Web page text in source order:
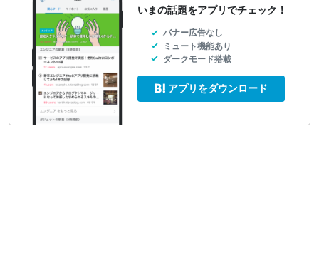
いまの話題をアプリでチェック！
バナー広告なし
ミュート機能あり
ダークモード搭載
アプリをダウンロード